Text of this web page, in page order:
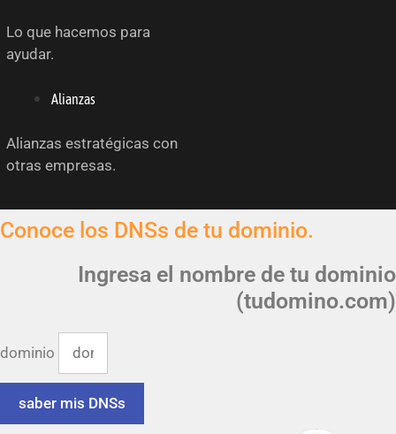
Lo que hacemos para
ayudar.
Alianzas
Alianzas estratégicas con
otras empresas.
Conoce los DNSs de tu dominio.
Ingresa el nombre de tu dominio
(tudomino.com)
dominio
saber mis DNSs